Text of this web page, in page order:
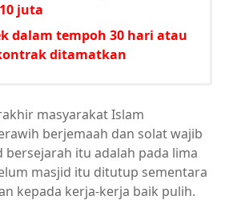
juta
dalam tempoh 30 hari atau
ditamatkan
masyarakat Islam
berjemaah dan solat wajib
bersejarah itu adalah pada lima
masjid itu ditutup sementara
kepada kerja-kerja baik pulih.